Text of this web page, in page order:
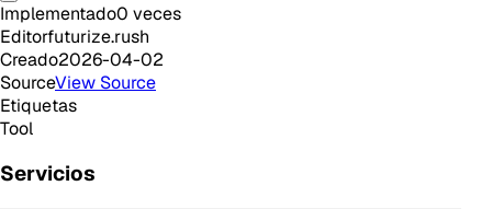
Implementado0 veces
Editorfuturize.rush
Creado2026-04-02
SourceView Source
Etiquetas
Tool
Servicios